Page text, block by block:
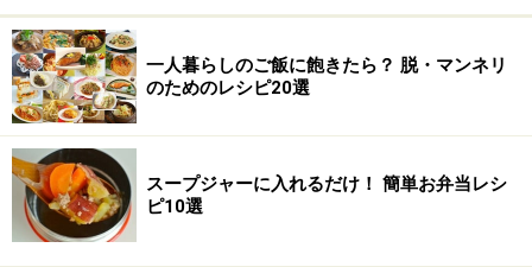
一人暮らしのご飯に飽きたら？ 脱・マンネリ
のためのレシピ20選
スープジャーに入れるだけ！ 簡単お弁当レシ
ピ10選